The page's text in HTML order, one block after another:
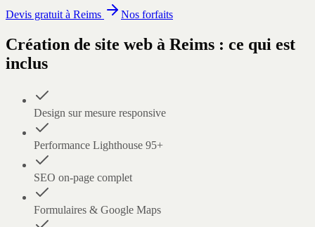
Devis gratuit à Reims Nos forfaits
Création de site web à Reims : ce qui est
inclus
Design sur mesure responsive
Performance Lighthouse 95+
SEO on-page complet
Formulaires & Google Maps